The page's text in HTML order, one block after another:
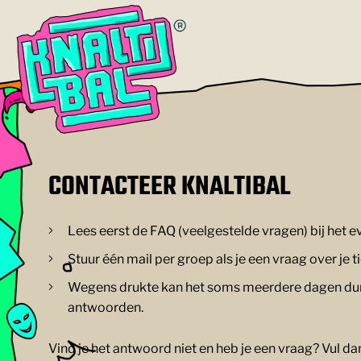
CONTACTEER KNALTIBAL
Lees eerst de FAQ (veelgestelde vragen) bij het
Stuur één mail per groep als je een vraag over je
Wegens drukte kan het soms meerdere dagen
antwoorden.
Vind je het antwoord niet en heb je een vraag? Vul